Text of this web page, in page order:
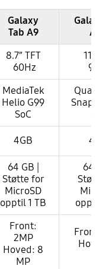
Galaxy
Tab A9
Galaxy
A9+
8.7” TFT
60Hz
11”
MediaTek
Helio G99
SoC
4GB 4GB
64 GB |
Støtte for
MicroSD
opptil 1 TB
64
Støtte
opptil
Front:
2MP
Hoved: 8
MP
Front: